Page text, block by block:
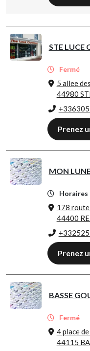
STE LUCE
Fermé
5 allee
44980
Prenez
MON
Horaires
178
44400
Prenez
BASSE
Fermé
4 place
44115